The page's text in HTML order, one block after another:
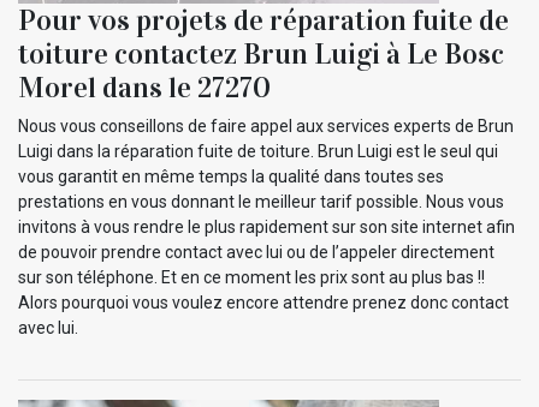
Pour vos projets de réparation fuite de
toiture contactez Brun Luigi à Le Bosc
Morel dans le 27270
Nous vous conseillons de faire appel aux services experts de Brun
Luigi dans la réparation fuite de toiture. Brun Luigi est le seul qui
vous garantit en même temps la qualité dans toutes ses
prestations en vous donnant le meilleur tarif possible. Nous vous
invitons à vous rendre le plus rapidement sur son site internet afin
de pouvoir prendre contact avec lui ou de l’appeler directement
sur son téléphone. Et en ce moment les prix sont au plus bas !!
Alors pourquoi vous voulez encore attendre prenez donc contact
avec lui.